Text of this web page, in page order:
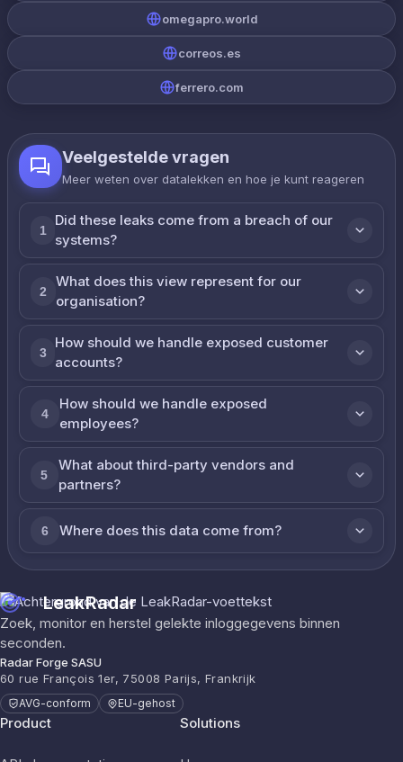
omegapro.world
correos.es
ferrero.com
Veelgestelde vragen
Meer weten over datalekken en hoe je kunt reageren
1
Did these leaks come from a breach of our
systems?
2
What does this view represent for our
organisation?
3
How should we handle exposed customer
accounts?
4
How should we handle exposed
employees?
5
What about third-party vendors and
partners?
6 Where does this data come from?
LeakRadar
Zoek, monitor en herstel gelekte inloggegevens binnen
seconden.
Radar Forge SASU
60 rue François 1er, 75008 Parijs, Frankrijk
AVG-conform EU-gehost
Product Solutions